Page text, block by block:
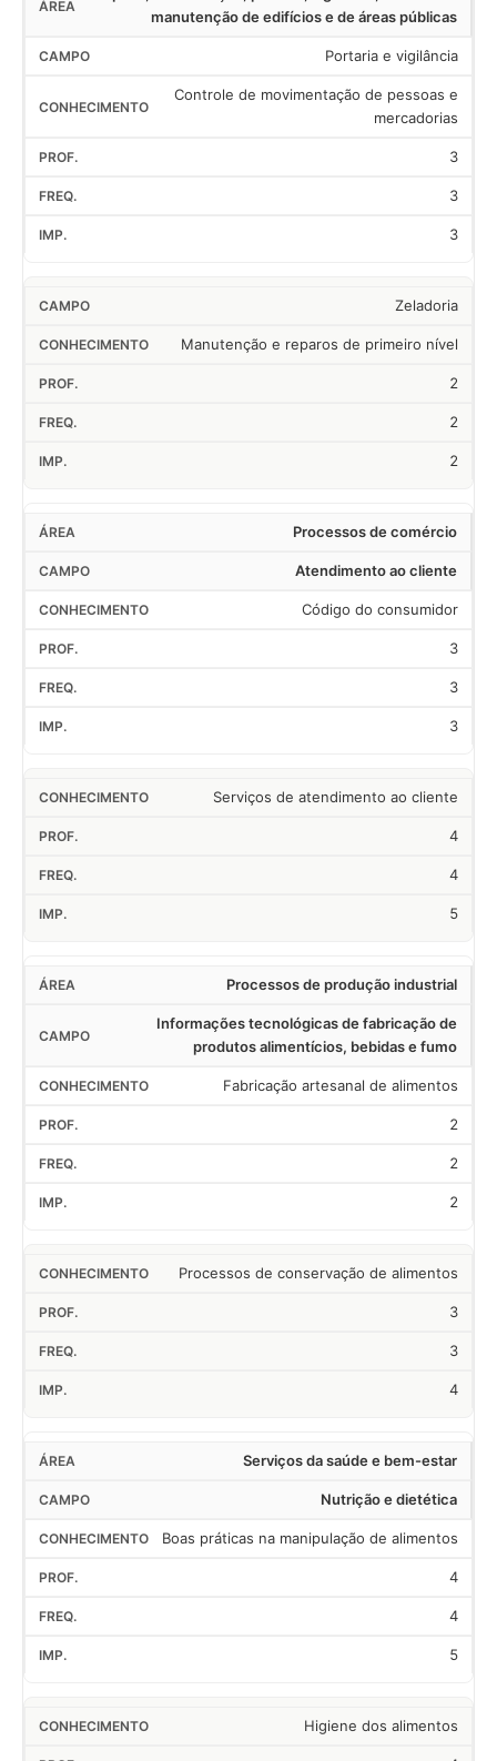
manutenção de edifícios e de áreas públicas
Portaria e vigilância
Controle de movimentação de pessoas e
mercadorias
3
3
3
Zeladoria
Manutenção e reparos de primeiro nível
2
2
2
Processos de comércio
Atendimento ao cliente
Código do consumidor
3
3
3
Serviços de atendimento ao cliente
4
4
5
Processos de produção industrial
Informações tecnológicas de fabricação de
produtos alimentícios, bebidas e fumo
Fabricação artesanal de alimentos
2
2
2
Processos de conservação de alimentos
3
3
4
Serviços da saúde e bem-estar
Nutrição e dietética
Boas práticas na manipulação de alimentos
4
4
5
Higiene dos alimentos